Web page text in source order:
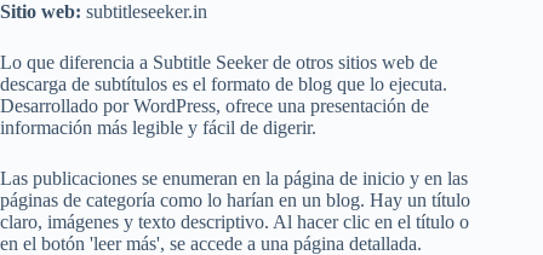
Sitio web: subtitleseeker.in
Lo que diferencia a Subtitle Seeker de otros sitios web de
descarga de subtítulos es el formato de blog que lo ejecuta.
Desarrollado por WordPress, ofrece una presentación de
información más legible y fácil de digerir.
Las publicaciones se enumeran en la página de inicio y en las
páginas de categoría como lo harían en un blog. Hay un título
claro, imágenes y texto descriptivo. Al hacer clic en el título o
en el botón 'leer más', se accede a una página detallada.